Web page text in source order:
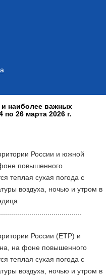
наиболее важных
26 марта 2026 г.
России и южной
повышенного
теплая сухая погода с
воздуха, ночью и утром в
России (ЕТР) и
на фоне повышенного
теплая сухая погода с
воздуха, ночью и утром в